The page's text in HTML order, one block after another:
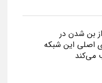
بن شدن در
اصلی این شبکه
می‌کند